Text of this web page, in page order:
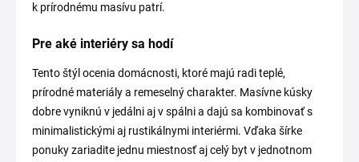
k prírodnému masívu patrí.
Pre aké interiéry sa hodí
Tento štýl ocenia domácnosti, ktoré majú radi teplé,
prírodné materiály a remeselný charakter. Masívne kúsky
dobre vyniknú v jedálni aj v spálni a dajú sa kombinovať s
minimalistickými aj rustikálnymi interiérmi. Vďaka šírke
ponuky zariadite jednu miestnosť aj celý byt v jednotnom